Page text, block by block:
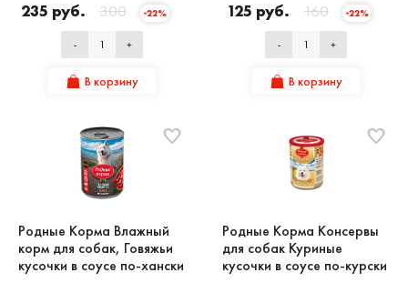
235 руб. 300 -22%
- +
В корзину
125 руб. 160 -22%
- +
В корзину
Родные Корма Влажный
корм для собак, Говяжьи
кусочки в соусе по-хански
Родные Корма Консервы
для собак Куриные
кусочки в соусе по-курски